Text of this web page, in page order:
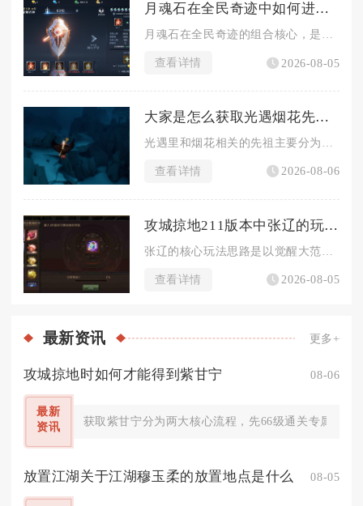
月魂石在全民奇迹中如何进行组合
月魂石在全民奇迹的组合核心，是以月魂阵的镶嵌规则为基础，区分...
查看详情 2026-08-05
大家是怎么获取光遇烟花先祖的
查看详情 2026-08-06
攻城掠地211版本中张辽的玩法技巧是什么
查看详情 2026-08-05
最新资讯 更多+
攻城掠地时如何才能得到紫甘宁 08-06
最新
资讯
获取紫甘宁分为两大核心流程，先66级通关专属副
放置江湖关于江湖穆玉柔的放置地点是什么 08-05